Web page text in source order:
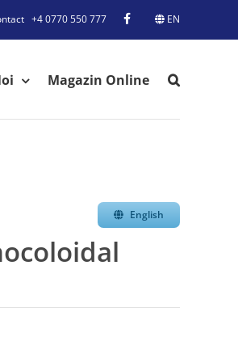
+4 0770 550 777 EN
Magazin Online
English